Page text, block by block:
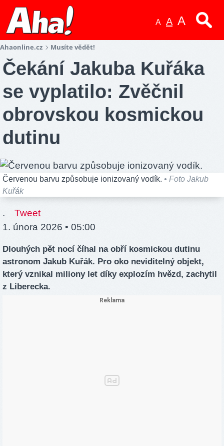
A A A
Ahaonline.cz Musíte vědět!
Čekání Jakuba Kuřáka
se vyplatilo: Zvěčnil
obrovskou kosmickou
dutinu
Červenou barvu způsobuje ionizovaný vodík. • Foto Jakub
Kuřák
.
Tweet
1. února 2026 • 05:00
Dlouhých pět nocí číhal na obří kosmickou dutinu
astronom Jakub Kuřák. Pro oko neviditelný objekt,
který vznikal miliony let díky explozím hvězd, zachytil
z Liberecka.